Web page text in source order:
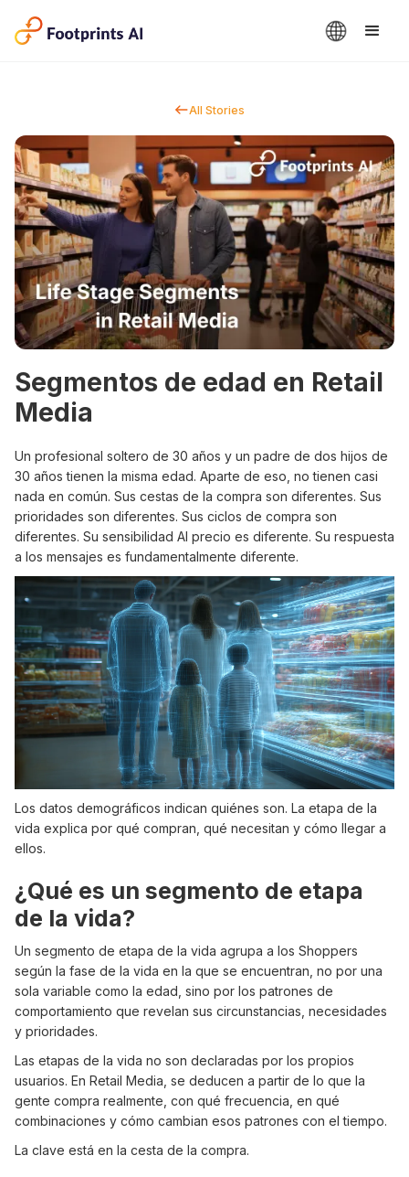
All Stories
Segmentos de edad en Retail
Media
Un profesional soltero de 30 años y un padre de dos hijos de
30 años tienen la misma edad. Aparte de eso, no tienen casi
nada en común. Sus cestas de la compra son diferentes. Sus
prioridades son diferentes. Sus ciclos de compra son
diferentes. Su sensibilidad AI precio es diferente. Su respuesta
a los mensajes es fundamentalmente diferente.
Los datos demográficos indican quiénes son. La etapa de la
vida explica por qué compran, qué necesitan y cómo llegar a
ellos.
¿Qué es un segmento de etapa
de la vida?
Un segmento de etapa de la vida agrupa a los Shoppers
según la fase de la vida en la que se encuentran, no por una
sola variable como la edad, sino por los patrones de
comportamiento que revelan sus circunstancias, necesidades
y prioridades.
Las etapas de la vida no son declaradas por los propios
usuarios. En Retail Media, se deducen a partir de lo que la
gente compra realmente, con qué frecuencia, en qué
combinaciones y cómo cambian esos patrones con el tiempo.
La clave está en la cesta de la compra.